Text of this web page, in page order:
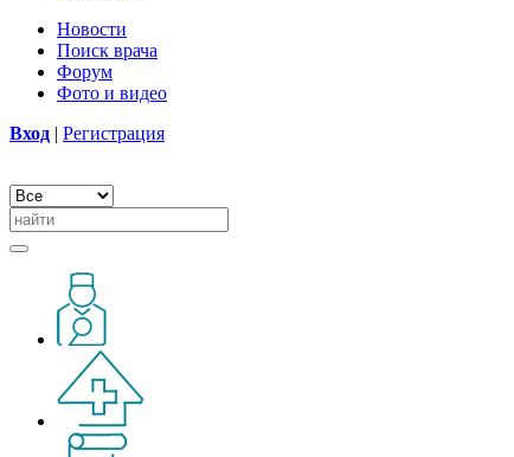
Новости
Поиск врача
Форум
Фото и видео
Вход | Регистрация